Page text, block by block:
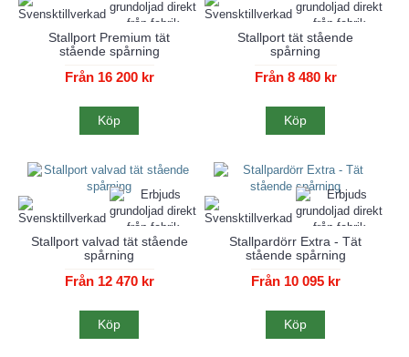
Stallport Premium tät
stående spårning
Från 16 200 kr
Köp
Stallport tät stående
spårning
Från 8 480 kr
Köp
Stallport valvad tät stående
spårning
Från 12 470 kr
Köp
Stallpardörr Extra - Tät
stående spårning
Från 10 095 kr
Köp